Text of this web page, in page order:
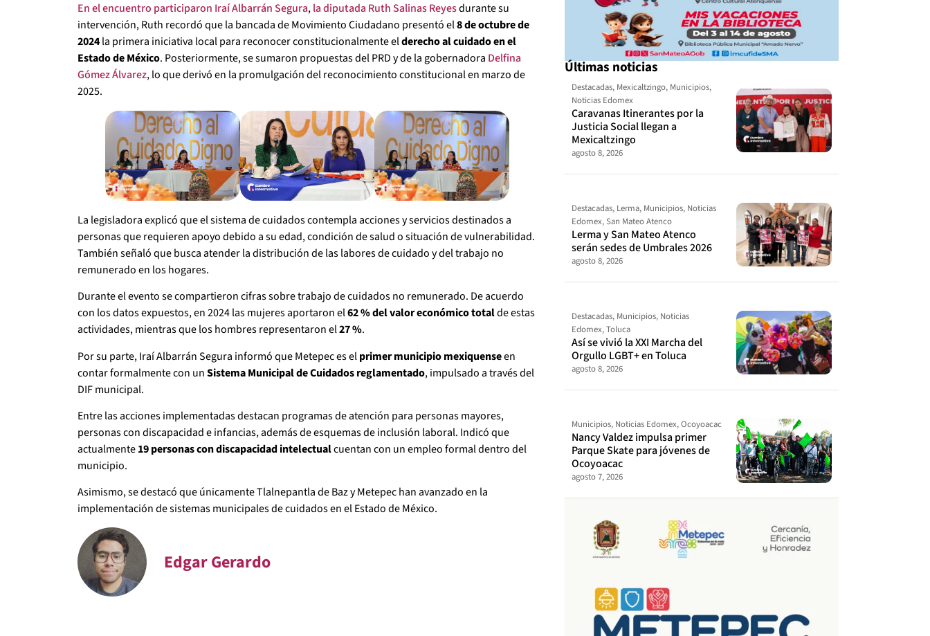
En el encuentro participaron Iraí Albarrán Segura,la diputada Ruth Salinas Reyesdurante su
intervención, Ruth recordó que la bancada de Movimiento Ciudadano presentó el8 de octubre de
2024la primera iniciativa local para reconocer constitucionalmente elderecho al cuidado en el
Estado de México. Posteriormente, se sumaron propuestas del PRD y de la gobernadora Delfina
Gómez Álvarez, lo que derivó en la promulgación del reconocimiento constitucional en marzo de
2025.
La legisladora explicó que el sistema de cuidados contempla acciones y servicios destinados a
personas que requieren apoyo debido a su edad, condición de salud o situación de vulnerabilidad.
También señaló que busca atender la distribución de las labores de cuidado y del trabajo no
remunerado en los hogares.
Durante el evento se compartieron cifras sobre trabajo de cuidados no remunerado. De acuerdo
con los datos expuestos, en 2024 las mujeres aportaron el62 % del valor económico totalde estas
actividades, mientras que los hombres representaron el27 %.
Por su parte, Iraí Albarrán Segura informó que Metepec es elprimer municipio mexiquenseen
contar formalmente con unSistema Municipal de Cuidados reglamentado, impulsado a través del
DIF municipal.
Entre las acciones implementadas destacan programas de atención para personas mayores,
personas con discapacidad e infancias, además de esquemas de inclusión laboral. Indicó que
actualmente19 personas con discapacidad intelectualcuentan con un empleo formal dentro del
municipio.
Asimismo, se destacó que únicamente Tlalnepantla de Baz y Metepec han avanzado en la
implementación de sistemas municipales de cuidados en el Estado de México.
Edgar Gerardo
Últimas noticias
Destacadas, Mexicaltzingo, Municipios,
Noticias Edomex
Caravanas Itinerantes por la
Justicia Social llegan a
Mexicaltzingo
agosto 8, 2026
Destacadas, Lerma, Municipios, Noticias
Edomex,San Mateo Atenco
Lerma y San Mateo Atenco
serán sedes de Umbrales 2026
agosto 8, 2026
Destacadas, Municipios, Noticias
Edomex,Toluca
Así se vivió la XXI Marcha del
Orgullo LGBT+ en Toluca
agosto 8, 2026
Municipios, Noticias Edomex,Ocoyoacac
Nancy Valdez impulsa primer
Parque Skate para jóvenes de
Ocoyoacac
agosto 7, 2026